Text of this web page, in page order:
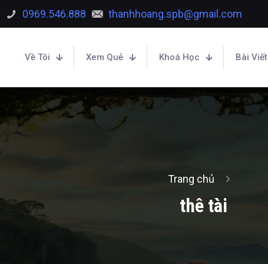
0969.546.888 thanhhoang.spb@gmail.com
Về Tôi Xem Quẻ Khoá Học Bài Viết
thê tài
Trang chủ